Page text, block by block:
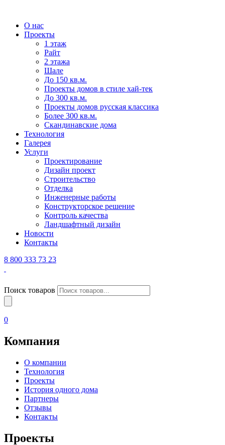
О нас
Проекты
1 этаж
Райт
2 этажа
Шале
До 150 кв.м.
Проекты домов в стиле хай-тек
До 300 кв.м.
Проекты домов русская классика
Более 300 кв.м.
Скандинавские дома
Технология
Галерея
Услуги
Проектирование
Дизайн проект
Строительство
Отделка
Инженерные работы
Конструкторское решение
Контроль качества
Ландшафтный дизайн
Новости
Контакты
8 800 333 73 23
Поиск товаров
0
Компания
О компании
Технология
Проекты
История одного дома
Партнеры
Отзывы
Контакты
Проекты